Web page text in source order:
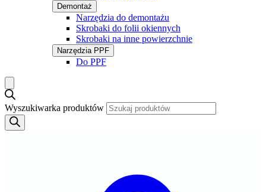
Demontaż
Narzędzia do demontażu
Skrobaki do folii okiennych
Skrobaki na inne powierzchnie
Narzędzia PPF
Do PPF
Wyszukiwarka produktów